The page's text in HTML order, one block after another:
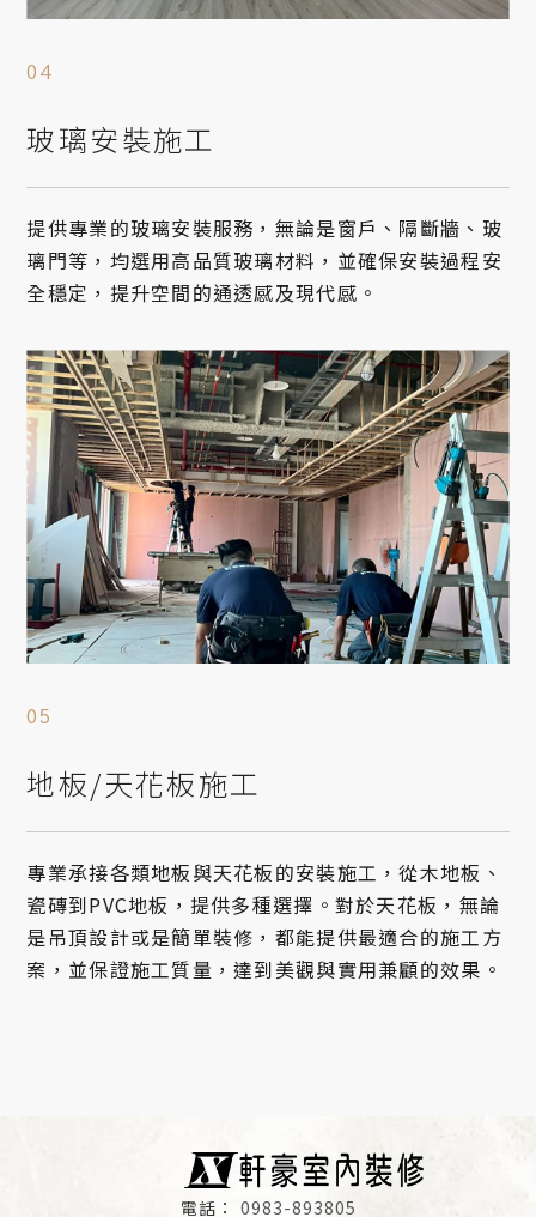
玻璃安裝施工
提供專業的玻璃安裝服務，無論是窗戶、隔斷牆、玻
璃門等，均選用高品質玻璃材料，並確保安裝過程安
全穩定，提升空間的通透感及現代感。
地板/天花板施工
專業承接各類地板與天花板的安裝施工，從木地板、
瓷磚到PVC地板，提供多種選擇。對於天花板，無論
是吊頂設計或是簡單裝修，都能提供最適合的施工方
案，並保證施工質量，達到美觀與實用兼顧的效果。
0983-893805